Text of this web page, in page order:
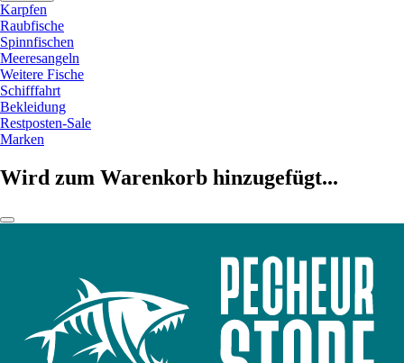
Karpfen
Raubfische
Spinnfischen
Meeresangeln
Weitere Fische
Schifffahrt
Bekleidung
Restposten-Sale
Marken
Wird zum Warenkorb hinzugefügt...